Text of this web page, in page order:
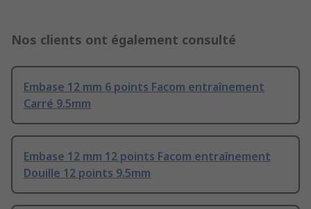
Nos clients ont également consulté
Embase 12 mm 6 points Facom entraînement
Carré 9.5mm
Embase 12 mm 12 points Facom entraînement
Douille 12 points 9.5mm